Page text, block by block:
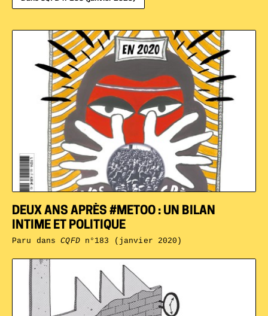
DEUX ANS APRÈS #METOO : UN BILAN
INTIME ET POLITIQUE
Paru dansCQFDn°183 (janvier 2020)